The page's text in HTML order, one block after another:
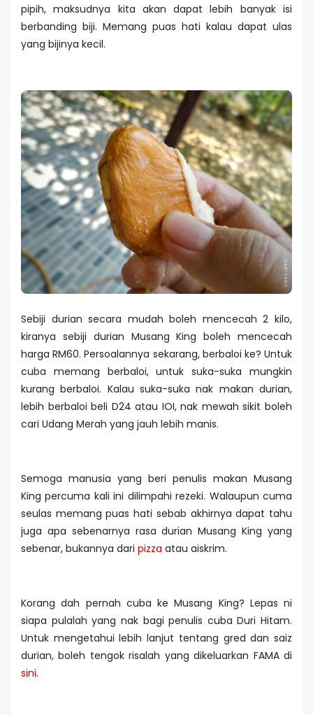
pipih, maksudnya kita akan dapat lebih banyak isi
berbanding biji. Memang puas hati kalau dapat ulas
yang bijinya kecil.
Sebiji durian secara mudah boleh mencecah 2 kilo,
kiranya sebiji durian Musang King boleh mencecah
harga RM60. Persoalannya sekarang, berbaloi ke? Untuk
cuba memang berbaloi, untuk suka-suka mungkin
kurang berbaloi. Kalau suka-suka nak makan durian,
lebih berbaloi beli D24 atau IOI, nak mewah sikit boleh
cari Udang Merah yang jauh lebih manis.
Semoga manusia yang beri penulis makan Musang
King percuma kali ini dilimpahi rezeki. Walaupun cuma
seulas memang puas hati sebab akhirnya dapat tahu
juga apa sebenarnya rasa durian Musang King yang
sebenar, bukannya dari pizza atau aiskrim.
Korang dah pernah cuba ke Musang King? Lepas ni
siapa pulalah yang nak bagi penulis cuba Duri Hitam.
Untuk mengetahui lebih lanjut tentang gred dan saiz
durian, boleh tengok risalah yang dikeluarkan FAMA di
sini.